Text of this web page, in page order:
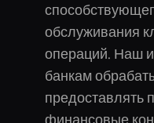
обслуживания
операций. Наш
банкам
предоставлять